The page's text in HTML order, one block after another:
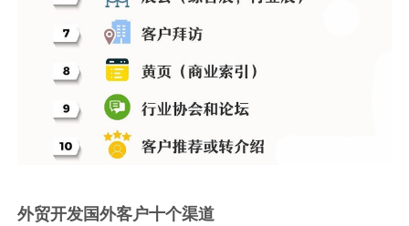
外贸开发国外客户十个渠道